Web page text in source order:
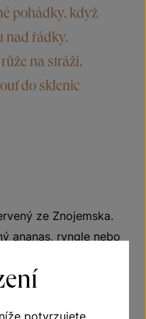
pohádky, když
nad řádky.
na stráži,
do sklenic
ze Znojemska.
ananas, ryngle nebo
harmonické a
potvrzujete,